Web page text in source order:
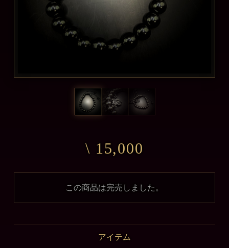
\ 15,000
この商品は完売しました。
アイテム